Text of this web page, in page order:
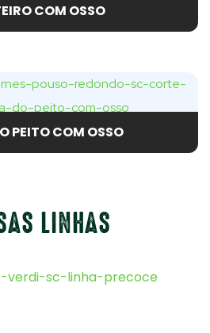
COM OSSO
PEITO COM OSSO
LINHAS